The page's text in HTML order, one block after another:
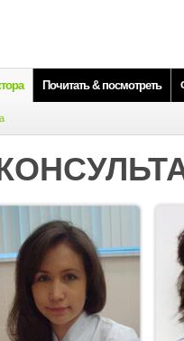
Почитать & посмотреть